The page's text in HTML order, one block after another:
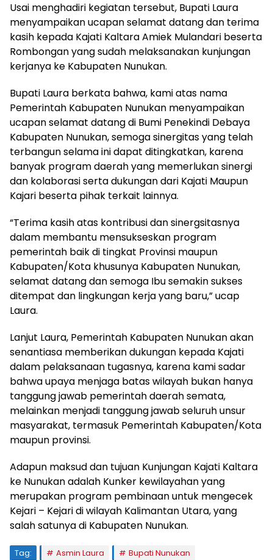
Usai menghadiri kegiatan tersebut, Bupati Laura
menyampaikan ucapan selamat datang dan terima
kasih kepada Kajati Kaltara Amiek Mulandari beserta
Rombongan yang sudah melaksanakan kunjungan
kerjanya ke Kabupaten Nunukan.
Bupati Laura berkata bahwa, kami atas nama
Pemerintah Kabupaten Nunukan menyampaikan
ucapan selamat datang di Bumi Penekindi Debaya
Kabupaten Nunukan, semoga sinergitas yang telah
terbangun selama ini dapat ditingkatkan, karena
banyak program daerah yang memerlukan sinergi
dan kolaborasi serta dukungan dari Kajati Maupun
Kajari beserta pihak terkait lainnya.
“Terima kasih atas kontribusi dan sinergsitasnya
dalam membantu mensukseskan program
pemerintah baik di tingkat Provinsi maupun
Kabupaten/Kota khusunya Kabupaten Nunukan,
selamat datang dan semoga Ibu semakin sukses
ditempat dan lingkungan kerja yang baru,” ucap
Laura.
Lanjut Laura, Pemerintah Kabupaten Nunukan akan
senantiasa memberikan dukungan kepada Kajati
dalam pelaksanaan tugasnya, karena kami sadar
bahwa upaya menjaga batas wilayah bukan hanya
tanggung jawab pemerintah daerah semata,
melainkan menjadi tanggung jawab seluruh unsur
masyarakat, termasuk Pemerintah Kabupaten/Kota
maupun provinsi.
Adapun maksud dan tujuan Kunjungan Kajati Kaltara
ke Nunukan adalah Kunker kewilayahan yang
merupakan program pembinaan untuk mengecek
Kejari – Kejari di wilayah Kalimantan Utara, yang
salah satunya di Kabupaten Nunukan.
Tag: Asmin Laura
Bupati Nunukan